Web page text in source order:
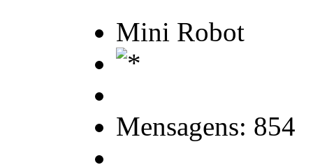
Mini Robot
Mensagens: 854